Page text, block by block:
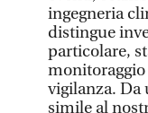
ingegneria
distingue
particolare,
vigilanza. Da
simile al